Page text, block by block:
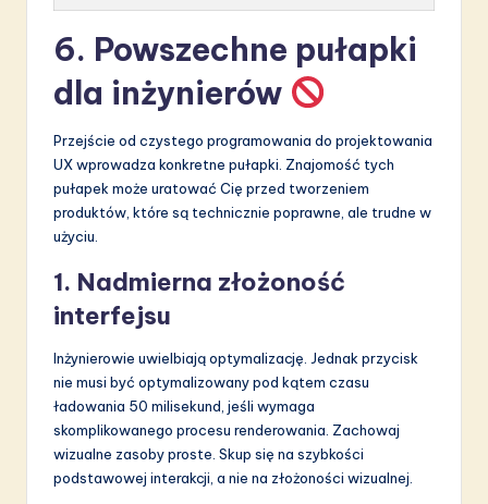
6. Powszechne pułapki
dla inżynierów
Przejście od czystego programowania do projektowania
UX wprowadza konkretne pułapki. Znajomość tych
pułapek może uratować Cię przed tworzeniem
produktów, które są technicznie poprawne, ale trudne w
użyciu.
1. Nadmierna złożoność
interfejsu
Inżynierowie uwielbiają optymalizację. Jednak przycisk
nie musi być optymalizowany pod kątem czasu
ładowania 50 milisekund, jeśli wymaga
skomplikowanego procesu renderowania. Zachowaj
wizualne zasoby proste. Skup się na szybkości
podstawowej interakcji, a nie na złożoności wizualnej.